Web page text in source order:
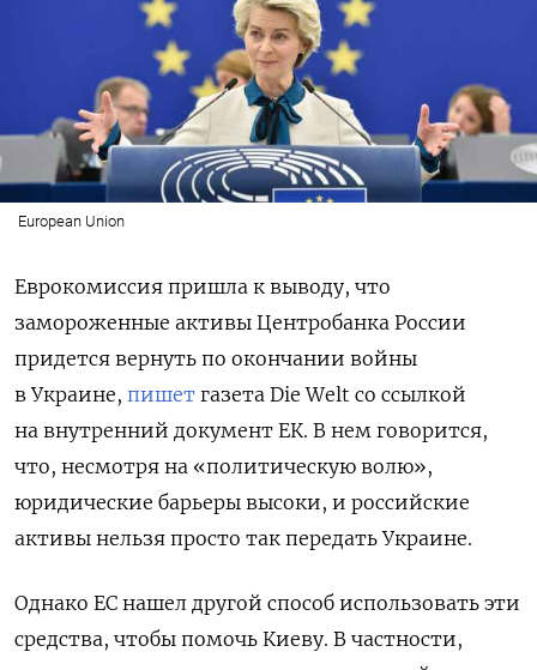
European Union
Еврокомиссия пришла к выводу, что
замороженные активы Центробанка России
придется вернуть по окончании войны
в Украине, пишет газета Die Welt со ссылкой
на внутренний документ ЕК. В нем говорится,
что, несмотря на «политическую волю»,
юридические барьеры высоки, и российские
активы нельзя просто так передать Украине.
Однако ЕС нашел другой способ использовать эти
средства, чтобы помочь Киеву. В частности,